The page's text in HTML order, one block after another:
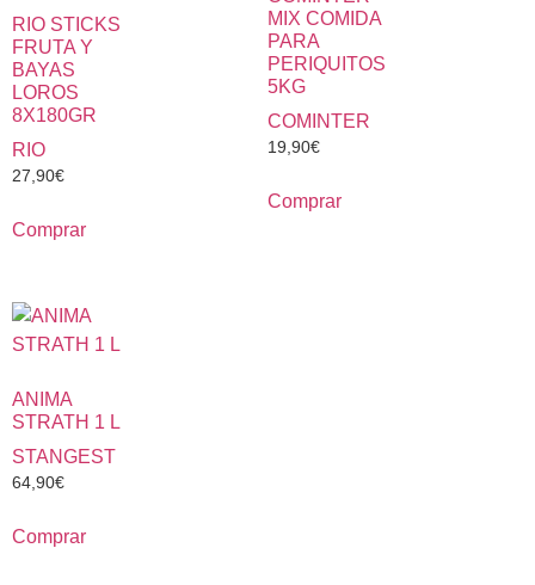
RIO STICKS
FRUTA Y
BAYAS
LOROS
8X180GR
RIO
27,90€
Comprar
MIX COMIDA
PARA
PERIQUITOS
5KG
COMINTER
19,90€
Comprar
ANIMA
STRATH 1 L
STANGEST
64,90€
Comprar